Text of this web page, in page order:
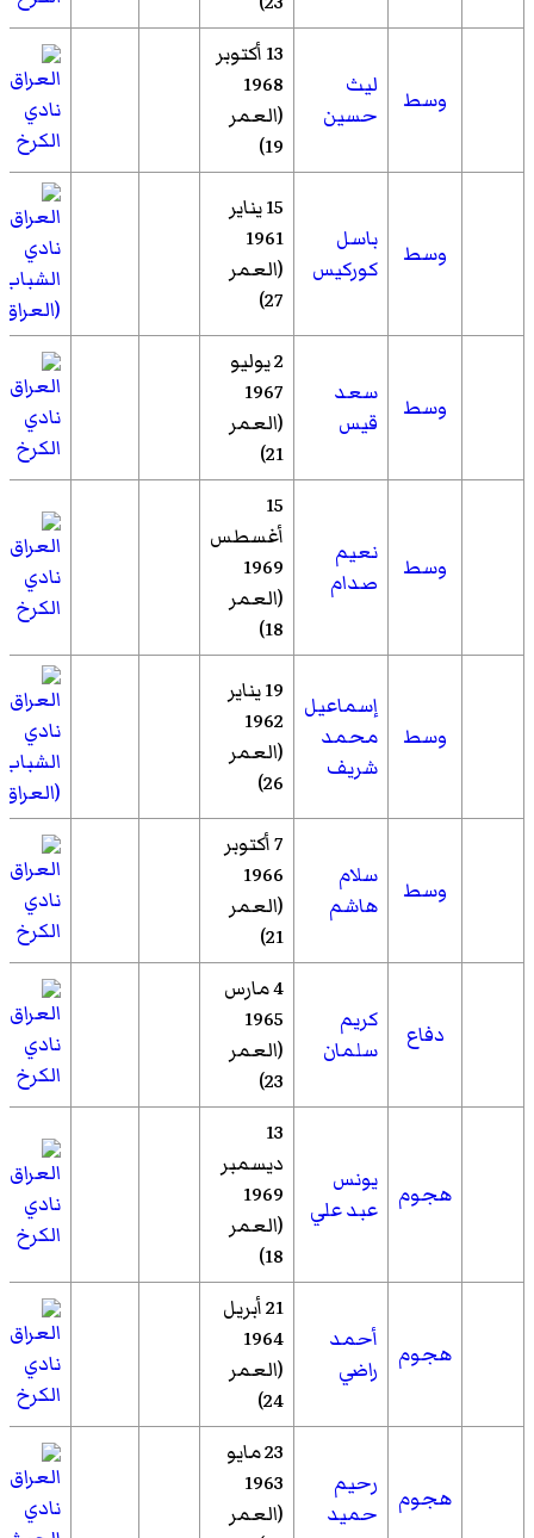
وسط
ليث
حسين
13 أكتوبر
1968
(العمر
19)
نادي
الكرخ
وسط
باسل
كوركيس
15 يناير
1961
(العمر
27)
نادي
الشباب
وسط
سعد
قيس
2 يوليو
1967
(العمر
21)
نادي
الكرخ
وسط
نعيم
صدام
15
أغسطس
1969
(العمر
18)
نادي
الكرخ
وسط
إسماعيل
محمد
شريف
19 يناير
1962
(العمر
26)
نادي
الشباب
وسط
سلام
هاشم
7 أكتوبر
1966
(العمر
21)
نادي
الكرخ
دفاع
كريم
سلمان
4 مارس
1965
(العمر
23)
نادي
الكرخ
هجوم
يونس
عبد علي
13
ديسمبر
1969
(العمر
18)
نادي
الكرخ
هجوم
أحمد
راضي
21 أبريل
1964
(العمر
24)
نادي
الكرخ
هجوم
رحيم
حميد
23 مايو
1963
(العمر
نادي